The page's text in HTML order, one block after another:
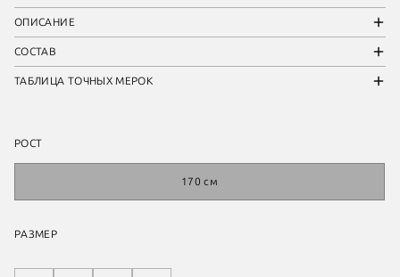
ОПИСАНИЕ
СОСТАВ
ТАБЛИЦА ТОЧНЫХ МЕРОК
РОСТ
170 см
РАЗМЕР